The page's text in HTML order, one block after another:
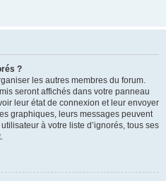
?
les autres membres du forum.
seront affichés dans votre panneau
leur état de connexion et leur envoyer
graphiques, leurs messages peuvent
à votre liste d’ignorés, tous ses